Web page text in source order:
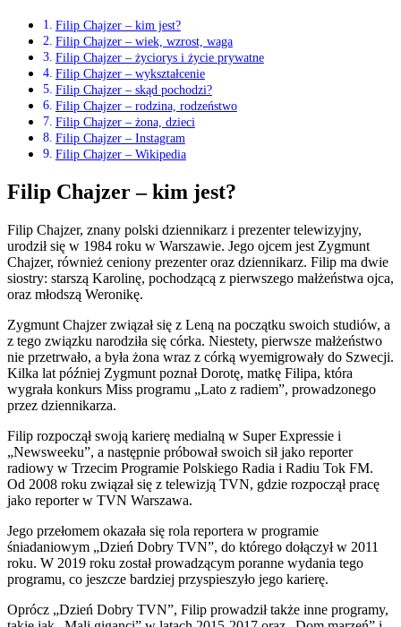
Filip Chajzer – kim jest?
Filip Chajzer – wiek, wzrost, waga
Filip Chajzer – życiorys i życie prywatne
Filip Chajzer – wykształcenie
Filip Chajzer – skąd pochodzi?
Filip Chajzer – rodzina, rodzeństwo
Filip Chajzer – żona, dzieci
Filip Chajzer – Instagram
Filip Chajzer – Wikipedia
Filip Chajzer – kim jest?
Filip Chajzer, znany polski dziennikarz i prezenter telewizyjny,
urodził się w 1984 roku w Warszawie. Jego ojcem jest Zygmunt
Chajzer, również ceniony prezenter oraz dziennikarz. Filip ma dwie
siostry: starszą Karolinę, pochodzącą z pierwszego małżeństwa ojca,
oraz młodszą Weronikę.
Zygmunt Chajzer związał się z Leną na początku swoich studiów, a
z tego związku narodziła się córka. Niestety, pierwsze małżeństwo
nie przetrwało, a była żona wraz z córką wyemigrowały do Szwecji.
Kilka lat później Zygmunt poznał Dorotę, matkę Filipa, która
wygrała konkurs Miss programu „Lato z radiem”, prowadzonego
przez dziennikarza.
Filip rozpoczął swoją karierę medialną w Super Expressie i
„Newsweeku”, a następnie próbował swoich sił jako reporter
radiowy w Trzecim Programie Polskiego Radia i Radiu Tok FM.
Od 2008 roku związał się z telewizją TVN, gdzie rozpoczął pracę
jako reporter w TVN Warszawa.
Jego przełomem okazała się rola reportera w programie
śniadaniowym „Dzień Dobry TVN”, do którego dołączył w 2011
roku. W 2019 roku został prowadzącym poranne wydania tego
programu, co jeszcze bardziej przyspieszyło jego karierę.
Oprócz „Dzień Dobry TVN”, Filip prowadził także inne programy,